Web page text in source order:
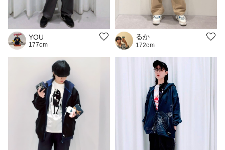
YOU
177cm
るか
172cm